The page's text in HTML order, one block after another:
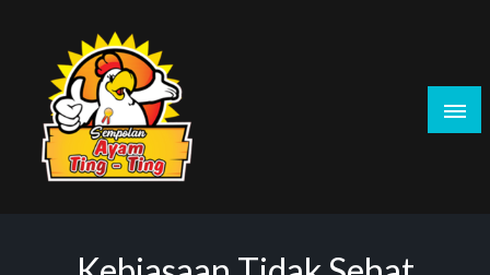
Tingting Sensasi Jajanan Ayam Linting